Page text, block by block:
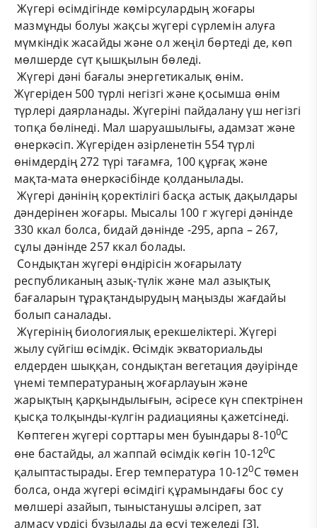
Жүгері өсімдігінде көмірсулардың жоғары
мазмұнды болуы жақсы жүгері сүрлемін алуға
мүмкіндік жасайды және ол жеңіл бөртеді де, көп
мөлшерде сүт қышқылын бөледі.
Жүгері дәні бағалы энергетикалық өнім.
Жүгеріден 500 түрлі негізгі және қосымша өнім
түрлері даярланады. Жүгеріні пайдалану үш негізгі
топқа бөлінеді. Мал шаруашылығы, адамзат және
өнеркәсіп. Жүгеріден әзірленетін 554 түрлі
өнімдердің 272 түрі тағамға, 100 құрғақ және
мақта-мата өнеркәсібінде қолданылады.
Жүгері дәнінің қоректілігі басқа астық дақылдары
дәндерінен жоғары. Мысалы 100 г жүгері дәнінде
330 ккал болса, бидай дәнінде -295, арпа – 267,
сұлы дәнінде 257 ккал болады.
Сондықтан жүгері өндірісін жоғарылату
республиканың азық-түлік және мал азықтық
бағаларын тұрақтандырудың маңызды жағдайы
болып саналады.
Жүгерінің биологиялық ерекшеліктері. Жүгері
жылу сүйгіш өсімдік. Өсімдік экваториальды
елдерден шыққан, сондықтан вегетация дәуірінде
үнемі температураның жоғарлауын және
жарықтың қарқындылығын, әсіресе күн спектрінен
қысқа толқынды-күлгін радиацияны қажетсінеді.
Көптеген жүгері сорттары мен буындары 8-100С
өне бастайды, ал жаппай өсімдік көгін 10-120С
қалыптастырады. Егер температура 10-120С төмен
болса, онда жүгері өсімдігі құрамындағы бос су
мөлшері азайып, тыныстанушы әлсіреп, зат
алмасу үрдісі бұзылады да өсуі тежеледі [3].